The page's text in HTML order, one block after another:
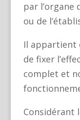
par
ou de
Il appartient
de fixer
complet et
Considérant